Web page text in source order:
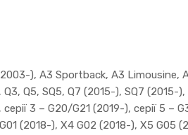
), A3 Sportback, A3 Limousine,
Q5, SQ5, Q7 (2015-), SQ7 (2015-
3 – G20/G21 (2019-), серії 5 –
(2018-), X4 G02 (2018-), X5